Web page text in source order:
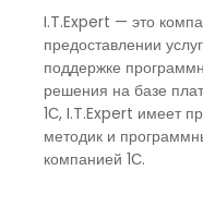
I.T.Expert — это
предоставлении
поддержке
решения на базе
1С, I.T.Expert имеет
методик и
компанией 1С.